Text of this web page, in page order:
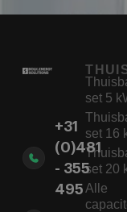
+31
(0)481
- 355
495
set 5
set 16
set 20
Alle